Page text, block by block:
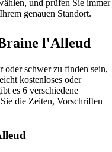
und prüfen Sie immer
genauen Standort.
l'Alleud
oder schwer zu finden sein,
kostenloses oder
es 6 verschiedene
die Zeiten, Vorschriften